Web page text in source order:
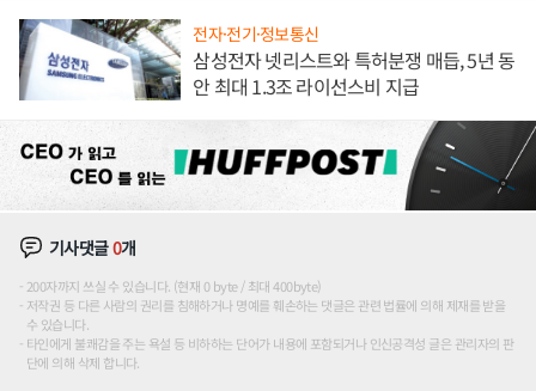
전자·전기·정보통신
삼성전자 넷리스트와 특허분쟁 매듭, 5년 동
안 최대 1.3조 라이선스비 지급
기사댓글0개
200자까지 쓰실 수 있습니다. (현재 0 byte / 최대 400byte)
저작권 등 다른 사람의 권리를 침해하거나 명예를 훼손하는 댓글은 관련 법률에 의해 제재를 받을
수 있습니다.
타인에게 불쾌감을 주는 욕설 등 비하하는 단어가 내용에 포함되거나 인신공격성 글은 관리자의 판
단에 의해 삭제 합니다.